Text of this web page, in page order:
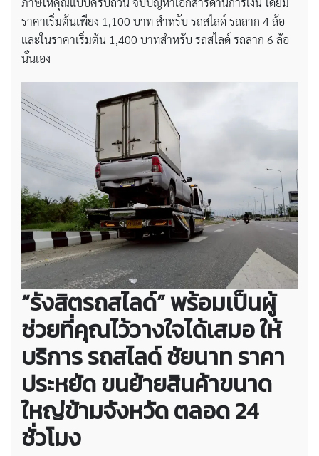
ราคาเริ่มต้นเพียง 1,100 บาท สำหรับ รถสไลด์ รถลาก 4 ล้อ
และในราคาเริ่มต้น 1,400 บาทสำหรับ รถสไลด์ รถลาก 6 ล้อ
นั่นเอง
“รังสิตรถสไลด์” พร้อมเป็นผู้
ช่วยที่คุณไว้วางใจได้เสมอ ให้
บริการรถสไลด์ ชัยนาท ราคา
ประหยัดขนย้ายสินค้าขนาด
ใหญ่ข้ามจังหวัด ตลอด 24
ชั่วโมง